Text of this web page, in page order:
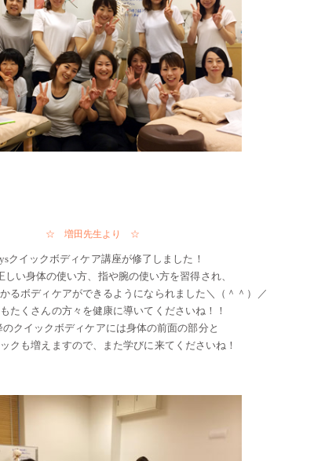
☆ 増田先生より ☆
クイックボディケア講座が修了しました！
しい身体の使い方、指や腕の使い方を習得され、
るボディケアができるようになられました＼（＾＾）／
たくさんの方々を健康に導いてくださいね！！
のクイックボディケアには身体の前面の部分と
クも増えますので、また学びに来てくださいね！